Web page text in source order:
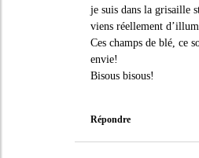
je suis dans la grisaille
viens réellement
Ces champs de blé, ce
envie!
Bisous bisous!
Répondre